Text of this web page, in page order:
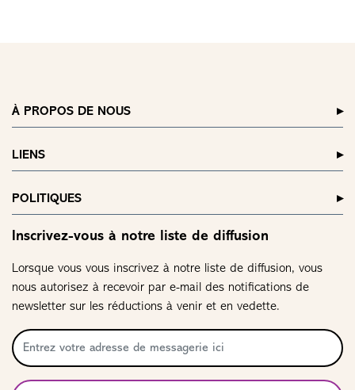
À PROPOS DE NOUS
LIENS
POLITIQUES
Inscrivez-vous à notre liste de diffusion
Lorsque vous vous inscrivez à notre liste de diffusion, vous
nous autorisez à recevoir par e-mail des notifications de
newsletter sur les réductions à venir et en vedette.